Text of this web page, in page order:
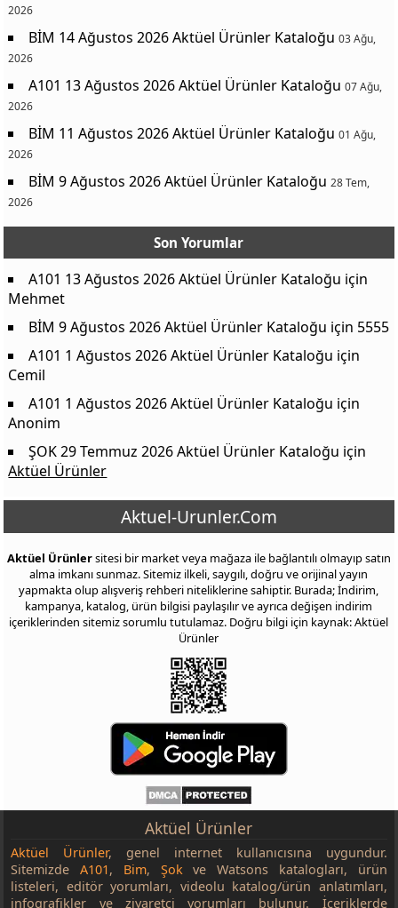
2026
BİM 14 Ağustos 2026 Aktüel Ürünler Kataloğu 03 Ağu,
2026
A101 13 Ağustos 2026 Aktüel Ürünler Kataloğu 07 Ağu,
2026
BİM 11 Ağustos 2026 Aktüel Ürünler Kataloğu 01 Ağu,
2026
BİM 9 Ağustos 2026 Aktüel Ürünler Kataloğu 28 Tem,
2026
Son Yorumlar
A101 13 Ağustos 2026 Aktüel Ürünler Kataloğu için
Mehmet
BİM 9 Ağustos 2026 Aktüel Ürünler Kataloğu için 5555
A101 1 Ağustos 2026 Aktüel Ürünler Kataloğu için
Cemil
A101 1 Ağustos 2026 Aktüel Ürünler Kataloğu için
Anonim
ŞOK 29 Temmuz 2026 Aktüel Ürünler Kataloğu için
Aktüel Ürünler
Aktuel-Urunler.Com
Aktüel Ürünlersitesi bir market veya mağaza ile bağlantılı olmayıp satın
alma imkanı sunmaz. Sitemiz ilkeli, saygılı, doğru ve orijinal yayın
yapmakta olup alışveriş rehberi niteliklerine sahiptir. Burada; İndirim,
kampanya, katalog, ürün bilgisi paylaşılır ve ayrıca değişen indirim
içeriklerinden sitemiz sorumlu tutulamaz. Doğru bilgi için kaynak: Aktüel
Ürünler
Aktüel Ürünler
Aktüel Ürünler, genel internet kullanıcısına uygundur.
SitemizdeA101, Bim, Şok ve Watsons katalogları, ürün
listeleri, editör yorumları, videolu katalog/ürün anlatımları,
infografikler ve ziyaretçi yorumları bulunur. İçeriklerde